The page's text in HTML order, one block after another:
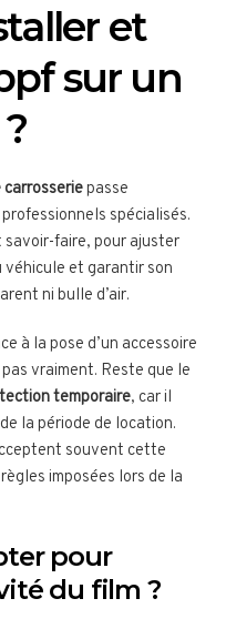
et
sur un
passe
spécialisés.
savoir-faire, pour ajuster
et garantir son
ni bulle d’air.
à la pose d’un accessoire
vraiment. Reste que le
temporaire, car il
la période de location.
souvent cette
imposées lors de la
pour
du film ?